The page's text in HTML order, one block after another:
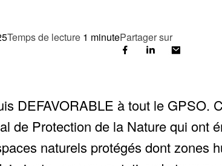
Temps de lecture 1 minutePartager sur
DEFAVORABLE à tout le GPSO.
de Protection de la Nature qui ont
naturels protégés dont